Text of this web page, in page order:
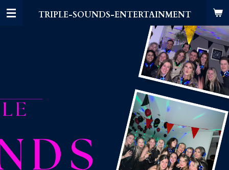
Ga
TRIPLE-SOUNDS-ENTERTAINMENT